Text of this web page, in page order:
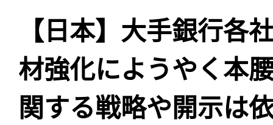
【日本】大手銀行各
材強化にようやく本
関する戦略や開示は